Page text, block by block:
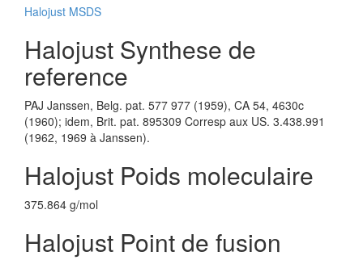
Halojust MSDS
Halojust Synthese de
reference
PAJ Janssen, Belg. pat. 577 977 (1959), CA 54, 4630c
(1960); idem, Brit. pat. 895309 Corresp aux US. 3.438.991
(1962, 1969 à Janssen).
Halojust Poids moleculaire
375.864 g/mol
Halojust Point de fusion